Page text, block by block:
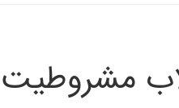
مشروطیت